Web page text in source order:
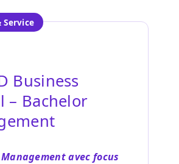
Service
Business
– Bachelor
avec focus